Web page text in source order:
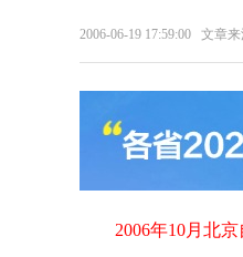
2006-06-19 17:59:00 文章来
2006年10月北